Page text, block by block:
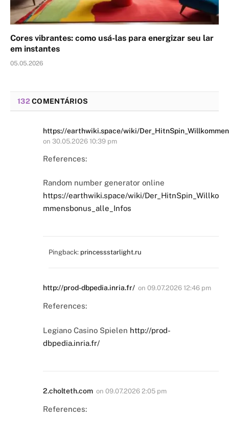
Cores vibrantes: como usá-las para energizar seu lar
em instantes
05.05.2026
132COMENTÁRIOS
https://earthwiki.space/wiki/
on 30.05.2026 10:39 pm
References:
Random number generator online
https://earthwiki.space/wiki/Der_HitnSpin_Willko
mmensbonus_alle_Infos
Pingback: princessstarlight.ru
http://prod-dbpedia.inria.fr/ on 09.07.2026 12:46 pm
References:
Legiano Casino Spielen http://prod-
dbpedia.inria.fr/
2.cholteth.com on 09.07.2026 2:05 pm
References: